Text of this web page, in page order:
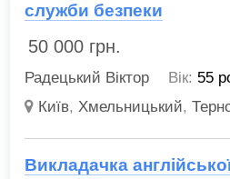
служби безпеки
50 000 грн.
Радецький Віктор Вік: 55
Київ,Хмельницький,
Викладачка